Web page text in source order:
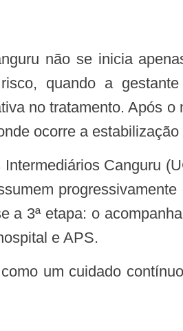
quando a
no tratamento. Após
ocorre a
a 3ª etapa: o
e APS.